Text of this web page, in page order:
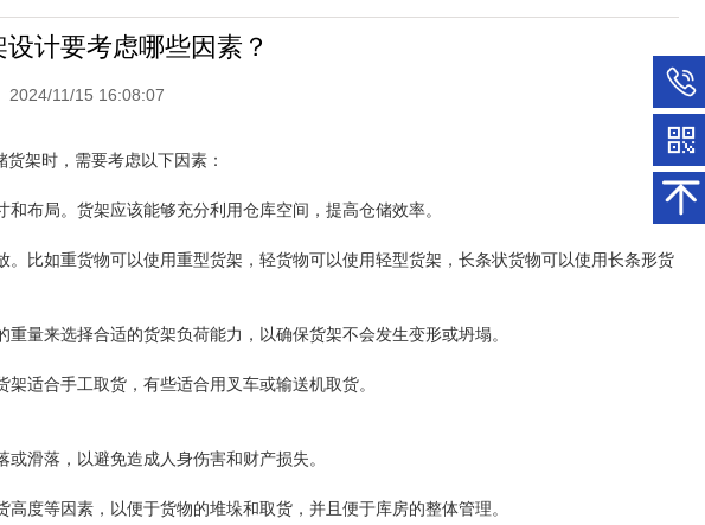
计要考虑哪些因素？
2024/11/15 16:08:07
架时，需要考虑以下因素：
布局。货架应该能够充分利用仓库空间，提高仓储效率。
比如重货物可以使用重型货架，轻货物可以使用轻型货架，长条状货物可以使用长条形货
量来选择合适的货架负荷能力，以确保货架不会发生变形或坍塌。
适合手工取货，有些适合用叉车或输送机取货。
滑落，以避免造成人身伤害和财产损失。
度等因素，以便于货物的堆垛和取货，并且便于库房的整体管理。